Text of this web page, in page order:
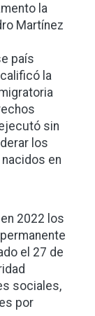
la
Martínez
país
la
sin
los
en
2022 los
el 27 de
sociales,
por